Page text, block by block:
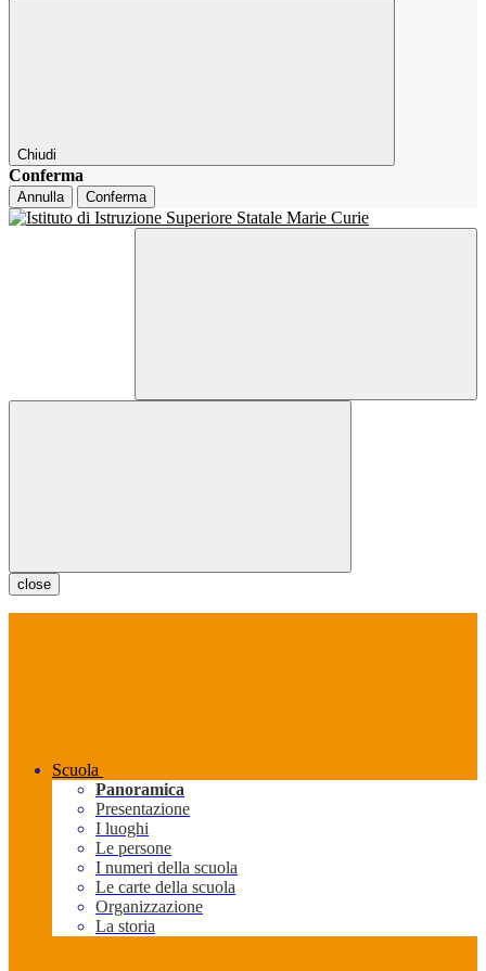
Chiudi
Conferma
Annulla Conferma
close
Scuola
Panoramica
Presentazione
I luoghi
Le persone
I numeri della scuola
Le carte della scuola
Organizzazione
La storia